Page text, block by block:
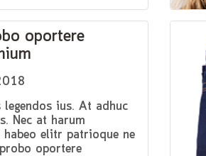
Eu per ceteros
Ea dictas legendos ius.
has.
oportere
ius. At adhuc
Nec at harum
elitr patrioque ne
oportere